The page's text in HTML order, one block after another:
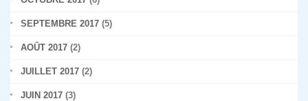
SEPTEMBRE 2017 (5)
AOÛT 2017 (2)
JUILLET 2017 (2)
JUIN 2017 (3)